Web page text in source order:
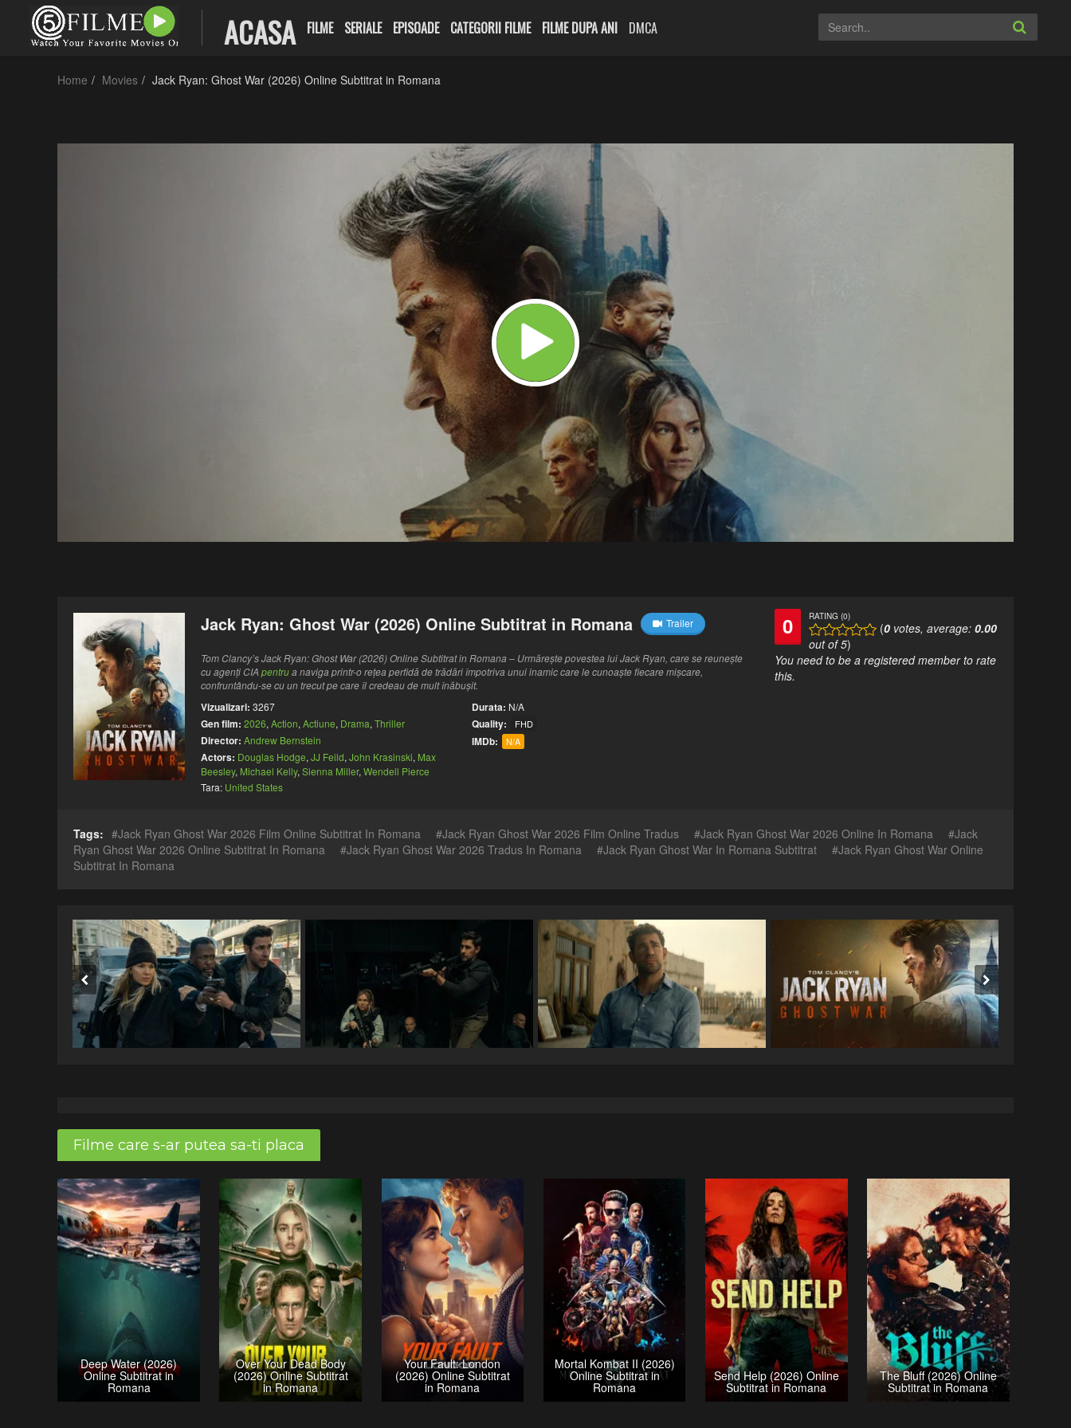
ACASA FILME SERIALE EPISOADE CATEGORII FILME FILME DUPA ANI DMCA
Home Movies Jack Ryan: Ghost War (2026) Online Subtitrat in Romana
0 RATING (0)
(0 votes, average: 0.00
out of 5)
You need to be a registered member to rate
this.
Jack Ryan: Ghost War (2026) Online Subtitrat in Romana Trailer
Tom Clancy’s Jack Ryan: Ghost War (2026) Online Subtitrat in Romana – Urmărește povestea lui Jack Ryan, care se reunește
cu agenți CIA pentrua naviga printr-o rețea perfidă de trădări împotriva unui inamic care le cunoaște fiecare mișcare,
confruntându-se cu un trecut pe care îl credeau de mult înăbușit.
Vizualizari: 3267
Gen film: 2026, Action, Actiune, Drama, Thriller
Director: Andrew Bernstein
Actors: Douglas Hodge, JJ Feild, John Krasinski, Max
Beesley, Michael Kelly, Sienna Miller, Wendell Pierce
Tara: United States
Durata: N/A
Quality: FHD
IMDb: N/A
Tags: Jack Ryan Ghost War 2026 Film Online Subtitrat In Romana Jack Ryan Ghost War 2026 Film Online Tradus Jack Ryan Ghost War 2026 Online In Romana
Jack
Ryan Ghost War 2026 Online Subtitrat In Romana
Jack Ryan Ghost War 2026 Tradus In Romana Jack Ryan Ghost War In Romana Subtitrat
Jack Ryan Ghost War Online
Subtitrat In Romana
Filme care s-ar putea sa-ti placa
Deep Water (2026)
Online Subtitrat in
Romana
Over Your Dead Body
(2026) Online Subtitrat
in Romana
Your Fault: London
(2026) Online Subtitrat
in Romana
Mortal Kombat II (2026)
Online Subtitrat in
Romana
Send Help (2026) Online
Subtitrat in Romana
The Bluff (2026) Online
Subtitrat in Romana